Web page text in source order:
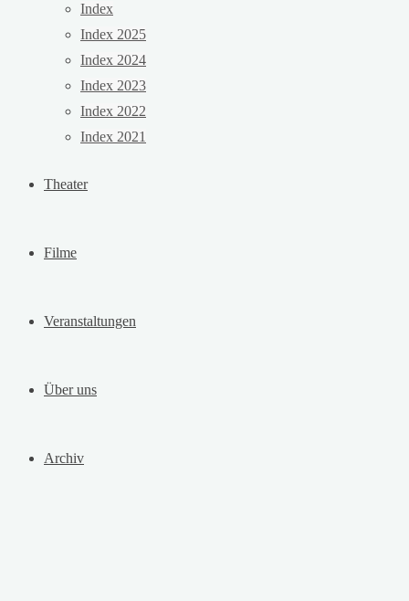
Index
Index 2025
Index 2024
Index 2023
Index 2022
Index 2021
Theater
Filme
Veranstaltungen
Über uns
Archiv